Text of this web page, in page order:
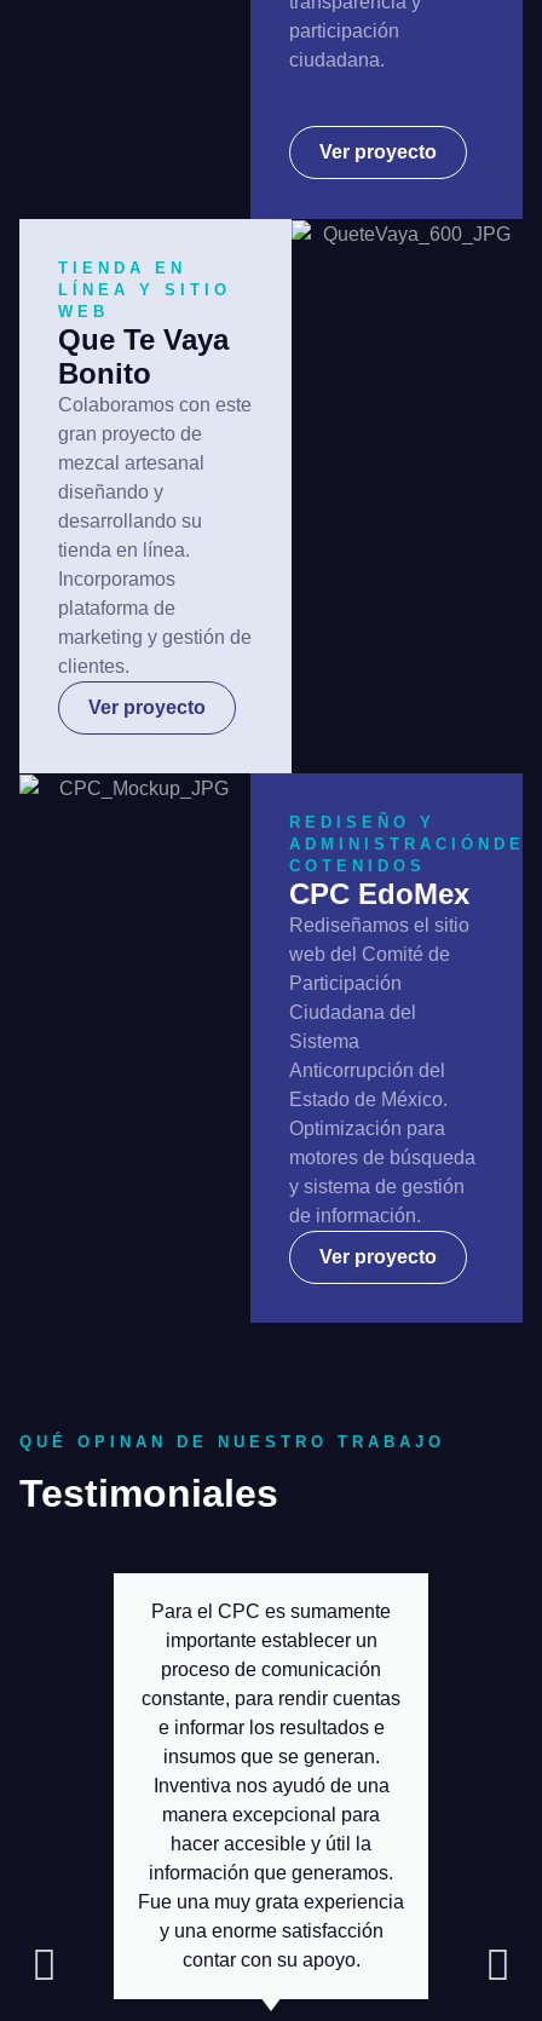
participación
ciudadana.
Ver proyecto
TIENDA EN
LÍNEA Y SITIO
WEB
Que Te Vaya
Bonito
Colaboramos con este
gran proyecto de
mezcal artesanal
diseñando y
desarrollando su
tienda en línea.
Incorporamos
plataforma de
marketing y gestión de
clientes.
Ver proyecto
REDISEÑO Y
ADMINISTRACIÓNDE
COTENIDOS
CPC EdoMex
Rediseñamos el sitio
web del Comité de
Participación
Ciudadana del
Sistema
Anticorrupción del
Estado de México.
Optimización para
motores de búsqueda
y sistema de gestión
de información.
Ver proyecto
QUÉ OPINAN DE NUESTRO TRABAJO
Testimoniales
Para el CPC es sumamente
importante establecer un
proceso de comunicación
constante, para rendir cuentas
e informar los resultados e
insumos que se generan.
Inventiva nos ayudó de una
manera excepcional para
hacer accesible y útil la
información que generamos.
Fue una muy grata experiencia
y una enorme satisfacción
contar con su apoyo.